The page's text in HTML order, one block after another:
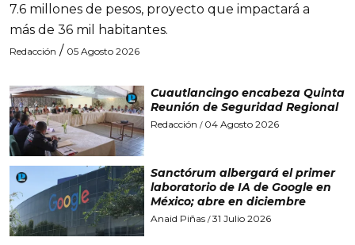
7.6 millones de pesos, proyecto que impactará a
más de 36 mil habitantes.
Redacción / 05 Agosto 2026
Cuautlancingo encabeza Quinta
Reunión de Seguridad Regional
Redacción / 04 Agosto 2026
Sanctórum albergará el primer
laboratorio de IA de Google en
México; abre en diciembre
Anaid Piñas/31 Julio 2026